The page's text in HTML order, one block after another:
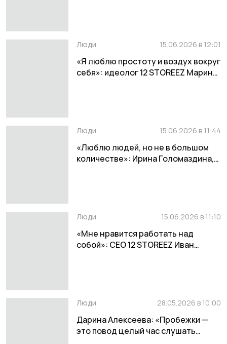
Люди 15.06.2026 в 12:01
«Я люблю простоту и воздух вокруг
себя»: идеолог 12 STOREEZ Марина
Люди 15.06.2026 в 11:44
«Люблю людей, но не в большом
количестве»: Ирина Голомаздина,
Люди 15.06.2026 в 11:10
«Мне нравится работать над
собой»: СЕО 12 STOREEZ Иван
Люди 28.05.2026 в 10:00
Дарина Алексеева: «Пробежки —
это повод целый час слушать